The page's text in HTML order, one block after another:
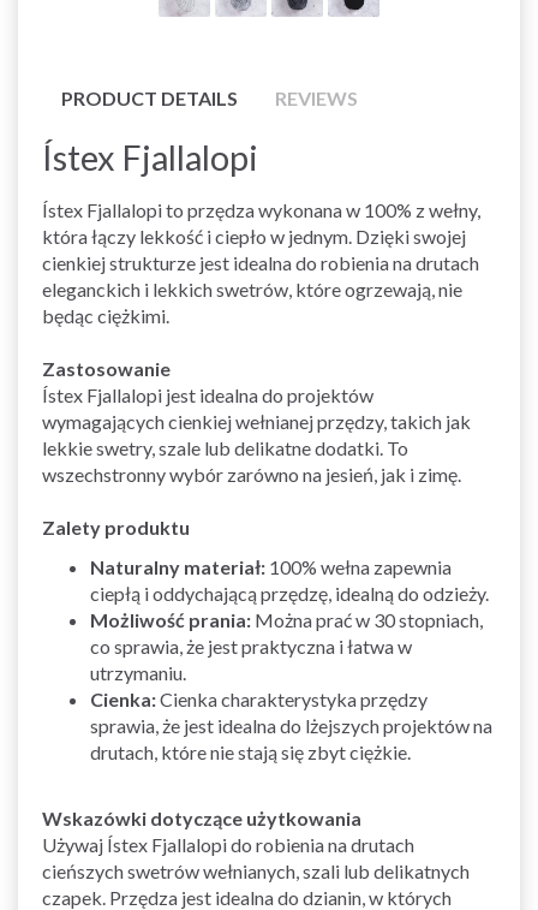
PRODUCT DETAILS REVIEWS
Ístex Fjallalopi
Ístex Fjallalopi to przędza wykonana w 100% z wełny,
która łączy lekkość i ciepło w jednym. Dzięki swojej
cienkiej strukturze jest idealna do robienia na drutach
eleganckich i lekkich swetrów, które ogrzewają, nie
będąc ciężkimi.
Zastosowanie
Ístex Fjallalopi jest idealna do projektów
wymagających cienkiej wełnianej przędzy, takich jak
lekkie swetry, szale lub delikatne dodatki. To
wszechstronny wybór zarówno na jesień, jak i zimę.
Zalety produktu
Naturalny materiał: 100% wełna zapewnia
ciepłą i oddychającą przędzę, idealną do odzieży.
Możliwość prania: Można prać w 30 stopniach,
co sprawia, że jest praktyczna i łatwa w
utrzymaniu.
Cienka:Cienka charakterystyka przędzy
sprawia, że jest idealna do lżejszych projektów na
drutach, które nie stają się zbyt ciężkie.
Wskazówki dotyczące użytkowania
Używaj Ístex Fjallalopi do robienia na drutach
cieńszych swetrów wełnianych, szali lub delikatnych
czapek. Przędza jest idealna do dzianin, w których